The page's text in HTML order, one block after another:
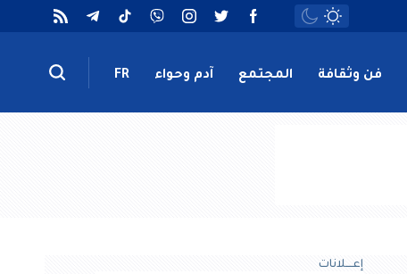
فن وثقافة المجتمع آدم وحواء FR
إعــــلانات